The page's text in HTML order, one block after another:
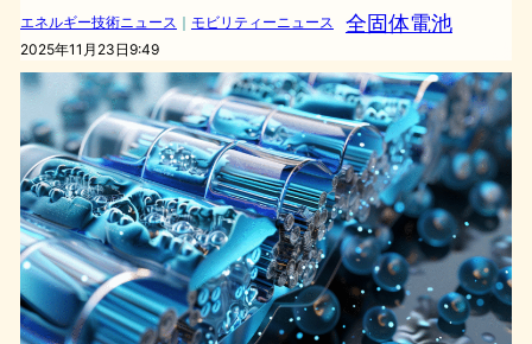
エネルギー技術ニュース ｜ モビリティーニュース 全固体電池
2025年11月23日9:49